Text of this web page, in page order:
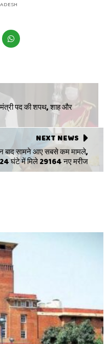
पद की शपथ, शाह और
NEXT NEWS
सामने आए सबसे कम मामले,
घंटे में मिले 29164 नए मरीज